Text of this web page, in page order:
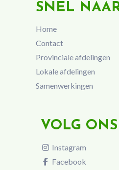
SNEL
Home
Contact
Provinciale afdelingen
Lokale afdelingen
Samenwerkingen
VOLG ONS
Instagram
Facebook